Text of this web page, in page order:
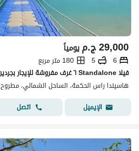
ج.م29,000 يومياً
6
5
180 متر مربع
فيلا Standalone ٦ غرف مفروشة للإيجار بجردين في هاسيندا باي
هاسيندا راس الحكمة، الساحل الشمالي، مطروح
الإيميل
اتصل